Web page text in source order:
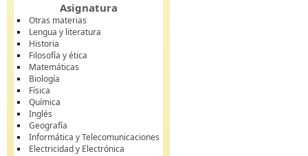
Asignatura
Otras materias
Lengua y literatura
Historia
Filosofía y ética
Matemáticas
Biología
Física
Química
Inglés
Geografía
Informática y Telecomunicaciones
Electricidad y Electrónica